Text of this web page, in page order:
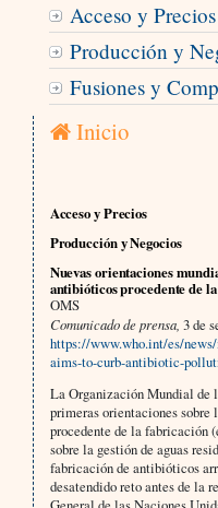
Acceso y Precios
Producción y
Fusiones y
Inicio
Acceso y Precios
Producción y Negocios
Nuevas orientaciones
antibióticos procedente de
OMS
Comunicado de prensa, 3 de
https://www.who.int/es/
aims-to-curb-antibiotic-
La Organización Mundial de
primeras orientaciones
procedente de la fabricación
sobre la gestión de aguas
fabricación de antibióticos
desatendido reto antes de la